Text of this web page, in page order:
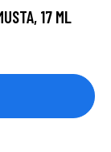
17 ML